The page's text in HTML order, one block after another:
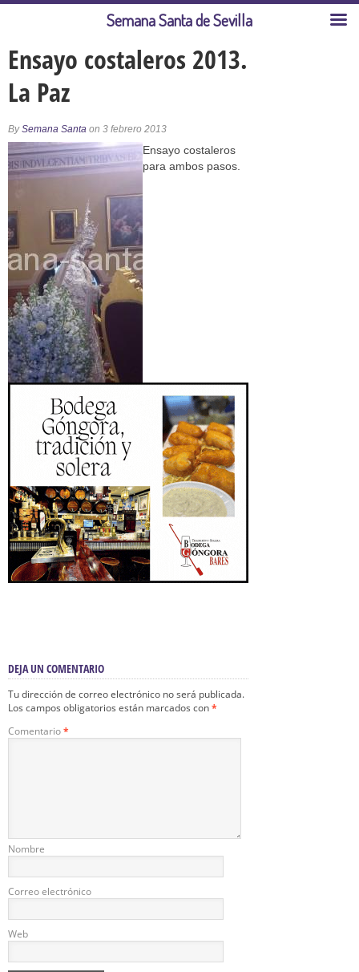
Ensayo costaleros 2013.
La Paz
BySemana Santa on 3 febrero 2013
Ensayo costaleros
para ambos pasos.
DEJA UN COMENTARIO
Tu dirección de correo electrónico no será publicada.
Los campos obligatorios están marcados con*
Comentario*
Nombre
Correo electrónico
Web
Semana Santa de Sevilla